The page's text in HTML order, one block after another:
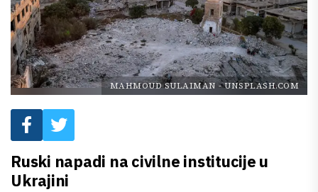
MAHMOUD SULAIMAN -UNSPLASH.COM
Ruski napadi na civilne institucije u
Ukrajini